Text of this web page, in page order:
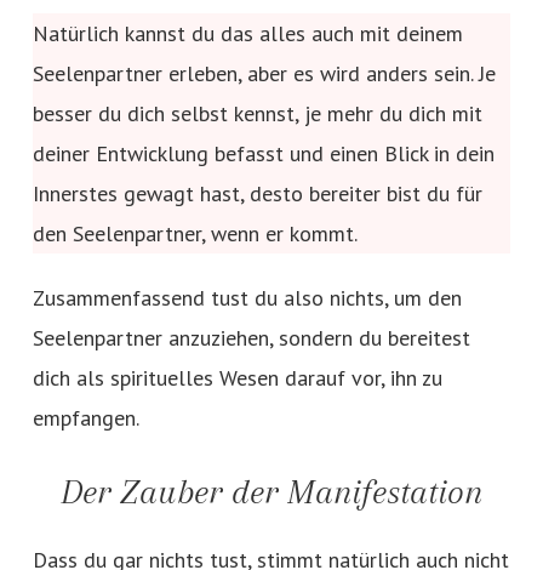
Natürlich kannst du das alles auch mit deinem
Seelenpartner erleben, aber es wird anders sein. Je
besser du dich selbst kennst, je mehr du dich mit
deiner Entwicklung befasst und einen Blick in dein
Innerstes gewagt hast, desto bereiter bist du für
den Seelenpartner, wenn er kommt.
Zusammenfassend tust du also nichts, um den
Seelenpartner anzuziehen, sondern du bereitest
dich als spirituelles Wesen darauf vor, ihn zu
empfangen.
Der Zauber der Manifestation
Dass du gar nichts tust, stimmt natürlich auch nicht